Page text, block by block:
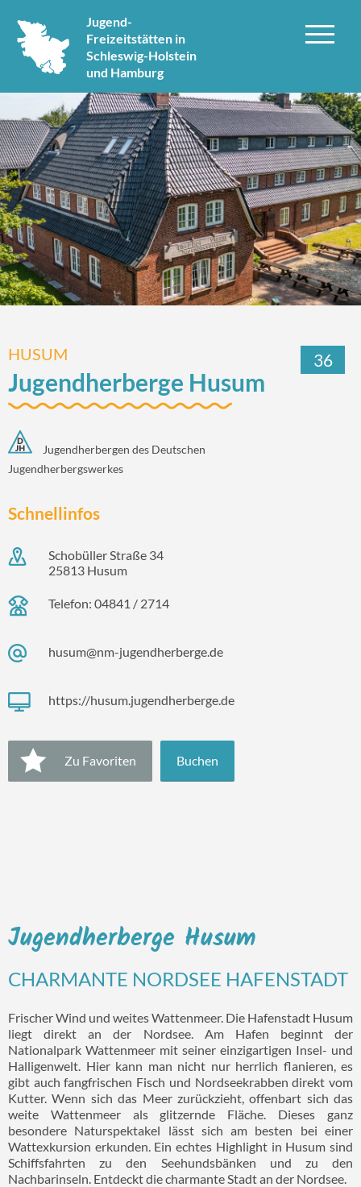
Jugend-
Freizeitstätten in
Schleswig-Holstein
und Hamburg
36
HUSUM
Jugendherberge Husum
Jugendherbergen des Deutschen
Jugendherbergswerkes
Schnellinfos
Schobüller Straße 34
25813 Husum
Telefon: 04841 / 2714
husum@nm-jugendherberge.de
https://husum.jugendherberge.de
Zu Favoriten Buchen
Jugendherberge Husum
CHARMANTE NORDSEE HAFENSTADT
Frischer Wind und weites Wattenmeer. Die Hafenstadt Husum
liegt direkt an der Nordsee. Am Hafen beginnt der
Nationalpark Wattenmeer mit seiner einzigartigen Insel- und
Halligenwelt. Hier kann man nicht nur herrlich flanieren, es
gibt auch fangfrischen Fisch und Nordseekrabben direkt vom
Kutter. Wenn sich das Meer zurückzieht, offenbart sich das
weite Wattenmeer als glitzernde Fläche. Dieses ganz
besondere Naturspektakel lässt sich am besten bei einer
Wattexkursion erkunden. Ein echtes Highlight in Husum sind
Schiffsfahrten zu den Seehundsbänken und zu den
Nachbarinseln. Entdeckt die charmante Stadt an der Nordsee.